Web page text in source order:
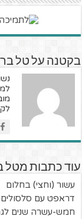
בקטנה על טל
עוד כתבות מטל
עשור (וחצי) בחלום
דראפט עם סלסולים
חמש-עשרה שנים